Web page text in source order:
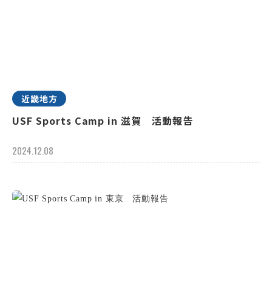
近畿地方
USF Sports Camp in 滋賀 活動報告
2024.12.08